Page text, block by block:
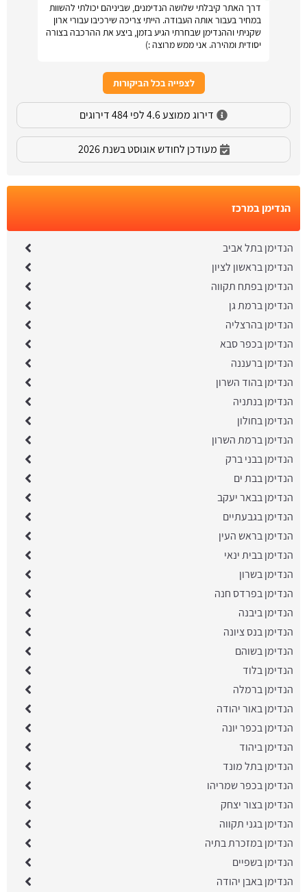
דרך האתר קיבלתי שלושה הנדימנים, שביניהם יכולתי להשוות
במחיר בעבור אותה העבודה. הייתי צריכה שירכיבו עבורי ארון
שקניתי וההנדימן שבחרתי הגיע בזמן, ביצע את ההרכבה בצורה
יסודית ומהירה. אני ממש מרוצה :)
לצפייה בכל הביקורות
דירוג ממוצע 4.6 לפי 484 דירוגים
מעודכן לחודש אוגוסט בשנת 2026
הנדימן במרכז
הנדימן בתל אביב
הנדימן בראשון לציון
הנדימן בפתח תקווה
הנדימן ברמת גן
הנדימן בהרצליה
הנדימן בכפר סבא
הנדימן ברעננה
הנדימן בהוד השרון
הנדימן בנתניה
הנדימן בחולון
הנדימן ברמת השרון
הנדימן בבני ברק
הנדימן בבת ים
הנדימן בבאר יעקב
הנדימן בגבעתיים
הנדימן בראש העין
הנדימן בבית ינאי
הנדימן בשרון
הנדימן בפרדס חנה
הנדימן ביבנה
הנדימן בנס ציונה
הנדימן בשוהם
הנדימן בלוד
הנדימן ברמלה
הנדימן באור יהודה
הנדימן בכפר יונה
הנדימן ביהוד
הנדימן בתל מונד
הנדימן בכפר שמריהו
הנדימן בצור יצחק
הנדימן בגני תקווה
הנדימן במזכרת בתיה
הנדימן בשפיים
הנדימן באבן יהודה